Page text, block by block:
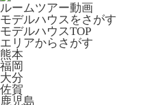
ルームツアー動画
モデルハウスをさがす
モデルハウスTOP
エリアからさがす
熊本
福岡
大分
佐賀
鹿児島